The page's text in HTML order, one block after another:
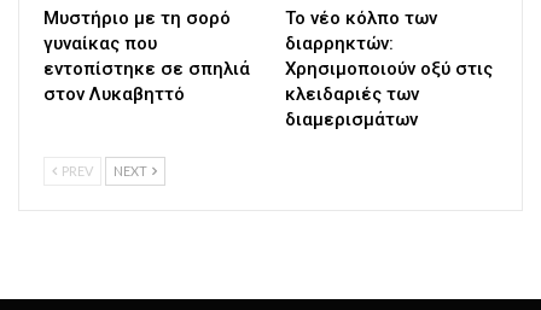
Μυστήριο με τη σορό
γυναίκας που
εντοπίστηκε σε σπηλιά
στον Λυκαβηττό
Το νέο κόλπο των
διαρρηκτών:
Χρησιμοποιούν οξύ στις
κλειδαριές των
διαμερισμάτων
PREV NEXT